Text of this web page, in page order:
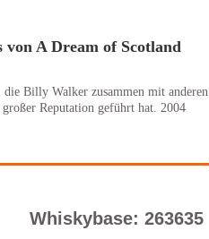
A Dream of Scotland
Billy Walker zusammen mit anderen
Reputation geführt hat. 2004
Whiskybase: 263635